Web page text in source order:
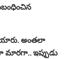
అంతలా
ఇప్పుడు